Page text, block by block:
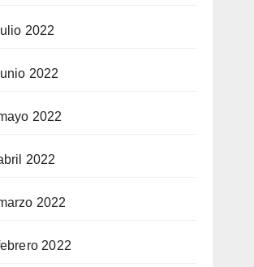
2022
2022
2022
2022
2022
2022